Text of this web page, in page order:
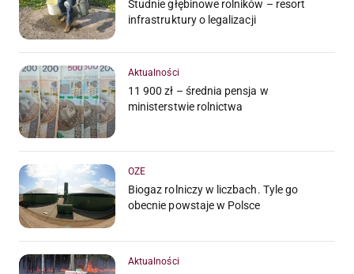
Studnie głębinowe rolników – resort
infrastruktury o legalizacji
Aktualności
11 900 zł – średnia pensja w
ministerstwie rolnictwa
OZE
Biogaz rolniczy w liczbach. Tyle go
obecnie powstaje w Polsce
Aktualności